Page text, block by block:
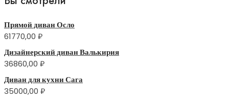
Прямой диван Осло
61770,00 ₽
Дизайнерский диван Валькирия
36860,00 ₽
Диван для кухни Сага
35000,00 ₽